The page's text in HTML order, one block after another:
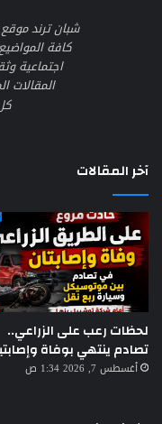
شبان ترند
كافة
اجتماعية
المقالات
آخر المقالات
لحظات رعب على الزراعي..
تصادم ينتهي بوفاة
أغسطس 7, 2026 1:34 ص